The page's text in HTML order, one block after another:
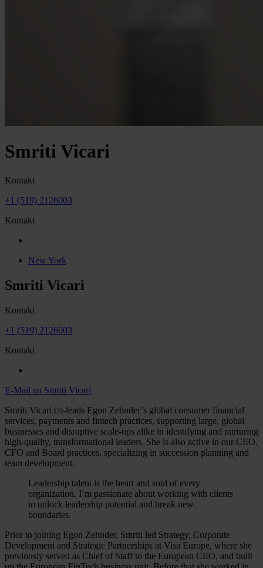
Smriti Vicari
Kontakt
+1 (519) 2126003
Kontakt
New York
Smriti Vicari
Kontakt
+1 (519) 2126003
Kontakt
E-Mail an Smriti Vicari
Smriti Vicari co-leads Egon Zehnder’s global consumer financial
services, payments and fintech practices, supporting large, global
businesses and disruptive scale-ups alike in identifying and nurturing
high-quality, transformational leaders. She is also active in our CEO,
CFO and Board practices, specializing in succession planning and
team development.
Leadership talent is the heart and soul of every
organization. I’m passionate about working with clients
to unlock leadership potential and break new
boundaries.
Prior to joining Egon Zehnder, Smriti led Strategy, Corporate
Development and Strategic Partnerships at Visa Europe, where she
previously served as Chief of Staff to the European CEO, and built